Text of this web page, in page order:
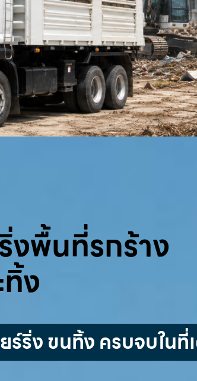
งพื้นที่รกร้าง
ง
ริ่ง ขนทิ้ง ครบจบในที่